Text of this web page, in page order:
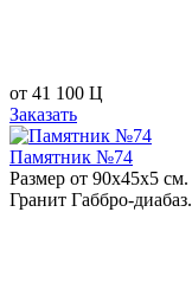
от 41 100 Ц
Заказать
Памятник №74
Размер от 90х45х5 см.
Гранит Габбро-диабаз.